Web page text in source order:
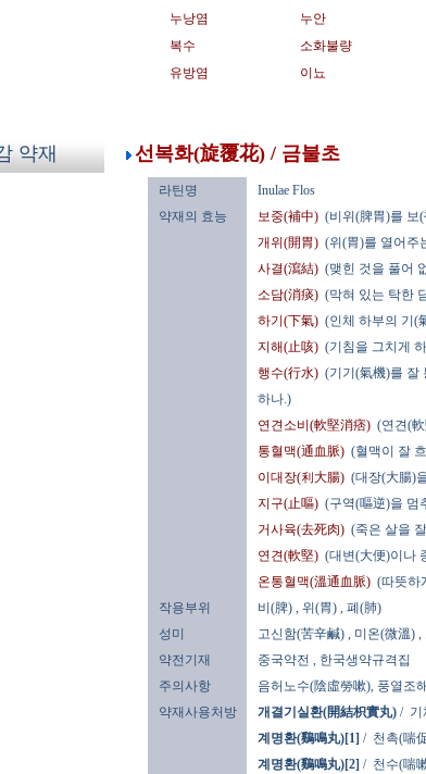
누낭염
누안
복수
소화불량
유방염
이뇨
약재 선복화(旋覆花) / 금불초
라틴명
Inulae Flos
약재의 효능
보중(補中) (비위(脾胃)를 보
개위(開胃) (위(胃)를 열어주
사결(瀉結) (맺힌 것을 풀어
소담(消痰) (막혀 있는 탁한
하기(下氣) (인체 하부의 기(
지해(止咳) (기침을 그치게
행수(行水) (기기(氣機)를 잘
하나.)
연견소비(軟堅消痞) (연견(
통혈맥(通血脈) (혈맥이 잘
이대장(利大腸) (대장(大腸)
지구(止嘔) (구역(嘔逆)을 멈
거사육(去死肉) (죽은 살을
연견(軟堅) (대변(大便)이나
온통혈맥(溫通血脈) (따뜻하
작용부위
비(脾) , 위(胃)
, 폐(肺)
성미
고신함(苦辛鹹) , 미온(微溫)
약전기재
중국약전
, 한국생약규격집
주의사항
음허노수(陰虛勞嗽), 풍열조
약재사용처방
개결기실환(開結枳實丸) / 기
계명환(鷄鳴丸)[1] / 천촉(喘
계명환(鷄鳴丸)[2] / 천수(喘